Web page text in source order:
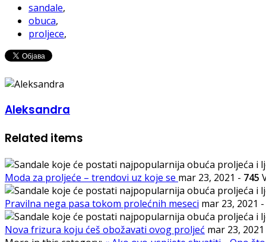
sandale,
obuca,
proljece,
Aleksandra
Related items
Moda za proljeće – trendovi uz koje se mar 23, 2021 - 745
Pravilna nega pasa tokom prolećnih meseci mar 23, 2021 -
Nova frizura koju ćeš obožavati ovog proljeć mar 23, 2021